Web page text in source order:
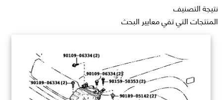
نتيجة التصنيف
المنتجات التي تفي معايير البحث